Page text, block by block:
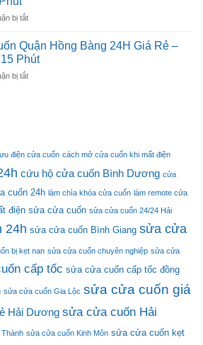
Phút
–
Mặt
Sau
Phút
Ngô
24H
Giá
–
bị tắtở
Cửa
Cuốn
Quận
Đồ
Có
Sau
Phút
Quận Hồng Bàng 24H Giá Rẻ –
Phút
bị tắtở
24H
Giá
–
Có
Sau
Phút
điện cửa cuốn cách mở cửa cuốn khi mất điện
cứu hộ cửa cuốn Bình Dương cửa
cuốn 24h làm chìa khóa cửa cuốn làm remote cửa
điện sửa cửa cuốn sửa cửa cuốn 24/24 Hải
24h sửa cửa cuốn Bình Giang sửa cửa
bị kẹt nan sửa cửa cuốn chuyên nghiệp sửa cửa
cấp tốc sửa cửa cuốn cấp tốc đồng
sửa cửa cuốn Gia Lộc sửa cửa cuốn giá
Hải Dương sửa cửa cuốn Hải
sửa cửa cuốn Kinh Môn sửa cửa cuốn kẹt